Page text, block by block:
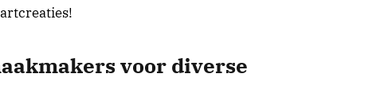
voor diverse